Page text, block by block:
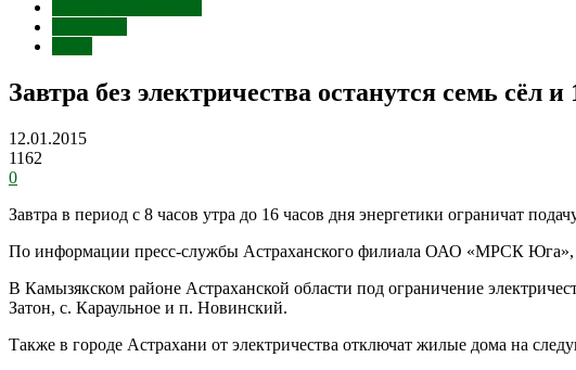
Завтра без электричества останутся семь сёл
12.01.2015
1162
0
Завтра в период с 8 часов утра до 16 часов дня энергетики ограничат
По информации пресс-службы Астраханского филиала ОАО «МРСК Юга»,
В Камызякском районе Астраханской области под ограничение
Затон, с. Караульное и п. Новинский.
Также в городе Астрахани от электричества отключат жилые дома на